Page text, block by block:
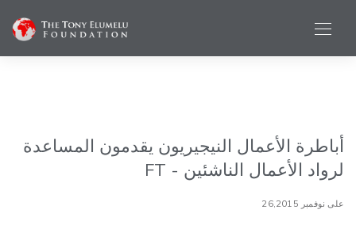
أباطرة الأعمال النيجيريون يقدمون المساعدة
لرواد الأعمال الناشئين - FT
على نوفمبر 26,2015